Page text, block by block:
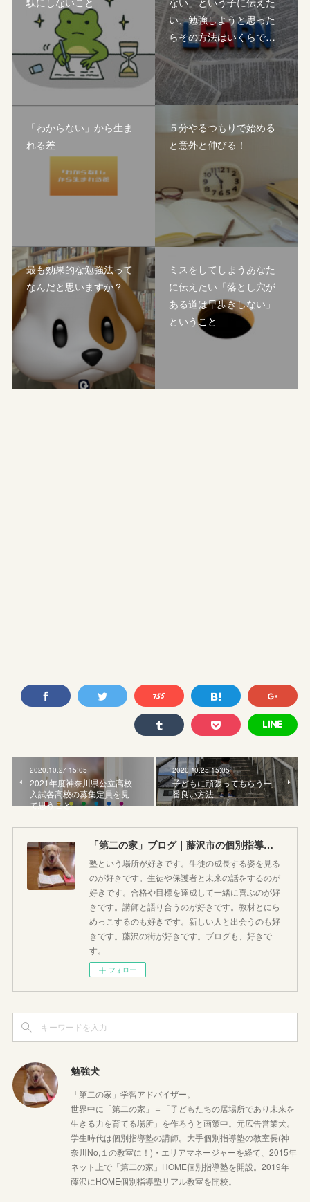
い、勉強しようと思った
らその方法はいくらで…
「わからない」から生ま
れる差
５分やるつもりで始める
と意外と伸びる！
最も効果的な勉強法って
なんだと思いますか？
ミスをしてしまうあなた
に伝えたい「落とし穴が
ある道は早歩きしない」
ということ
2020.10.27 15:05
2021年度神奈川県公立高校
入試各高校の募集定員を見
て思うこと
2020.10.25 15:05
子どもに頑張ってもらう一
番良い方法
「第二の家」ブログ｜藤沢市の個別指導塾のお話
塾という場所が好きです。生徒の成長する姿を見る
のが好きです。生徒や保護者と未来の話をするのが
好きです。合格や目標を達成して一緒に喜ぶのが好
きです。講師と語り合うのが好きです。教材とにら
めっこするのも好きです。新しい人と出会うのも好
きです。藤沢の街が好きです。ブログも、好きで
す。
フォロー
勉強犬
「第二の家」学習アドバイザー。
世界中に「第二の家」＝「子どもたちの居場所であり未来を
生きる力を育てる場所」を作ろうと画策中。元広告営業犬。
学生時代は個別指導塾の講師。大手個別指導塾の教室長(神
奈川No,１の教室に！)・エリアマネージャーを経て、2015年
ネット上で「第二の家」HOME個別指導塾を開設。2019年
藤沢にHOME個別指導塾リアル教室を開校。